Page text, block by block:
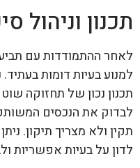
תכנון וניהול
לאחר ההתמודדות עם
למנוע בעיות דומות
תכנון נכון של תחזוקה
לבדוק את הנכסים
תקין ולא מצריך תיקון.
לדון על בעיות אפשריות